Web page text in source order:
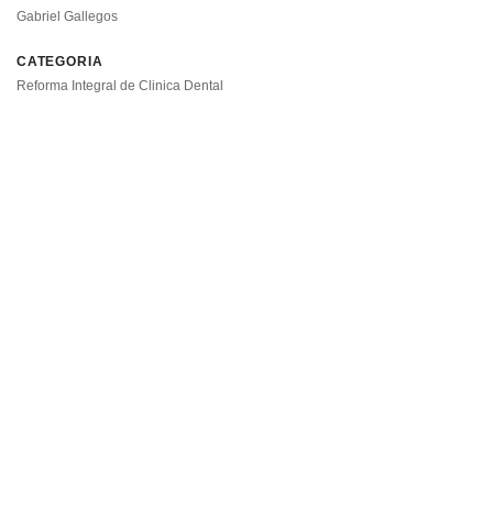
Gabriel Gallegos
CATEGORIA
Reforma Integral de Clinica Dental